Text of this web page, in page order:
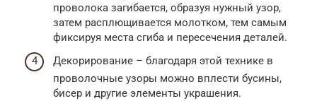
проволока загибается, образуя нужный узор,
затем расплющивается молотком, тем самым
фиксируя места сгиба и пересечения деталей.
Декорирование – благодаря этой технике в
проволочные узоры можно вплести бусины,
бисер и другие элементы украшения.